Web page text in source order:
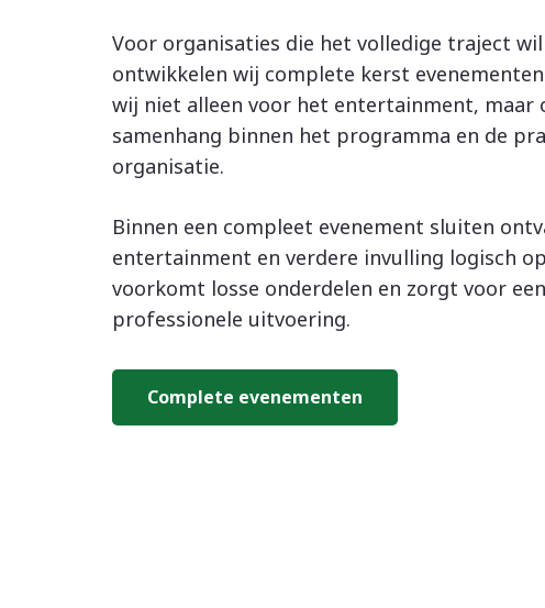
Voor organisaties die het volledige traject
ontwikkelen wij complete kerst
wij niet alleen voor het entertainment, maar
samenhang binnen het programma en de
organisatie.
Binnen een compleet evenement sluiten
entertainment en verdere invulling logisch
voorkomt losse onderdelen en zorgt voor
professionele uitvoering.
Complete evenementen